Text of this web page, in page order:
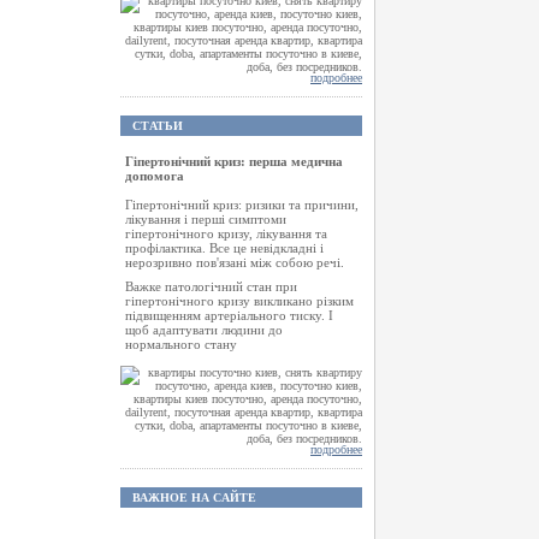
подробнее
СТАТЬИ
Гіпертонічний криз: перша медична
допомога
Гіпертонічний криз: ризики та причини,
лікування і перші симптоми
гіпертонічного кризу, лікування та
профілактика. Все це невідкладні і
нерозривно пов'язані між собою речі.
Важке патологічний стан при
гіпертонічного кризу викликано різким
підвищенням артеріального тиску. І
щоб адаптувати людини до
нормального стану
подробнее
ВАЖНОЕ НА САЙТЕ